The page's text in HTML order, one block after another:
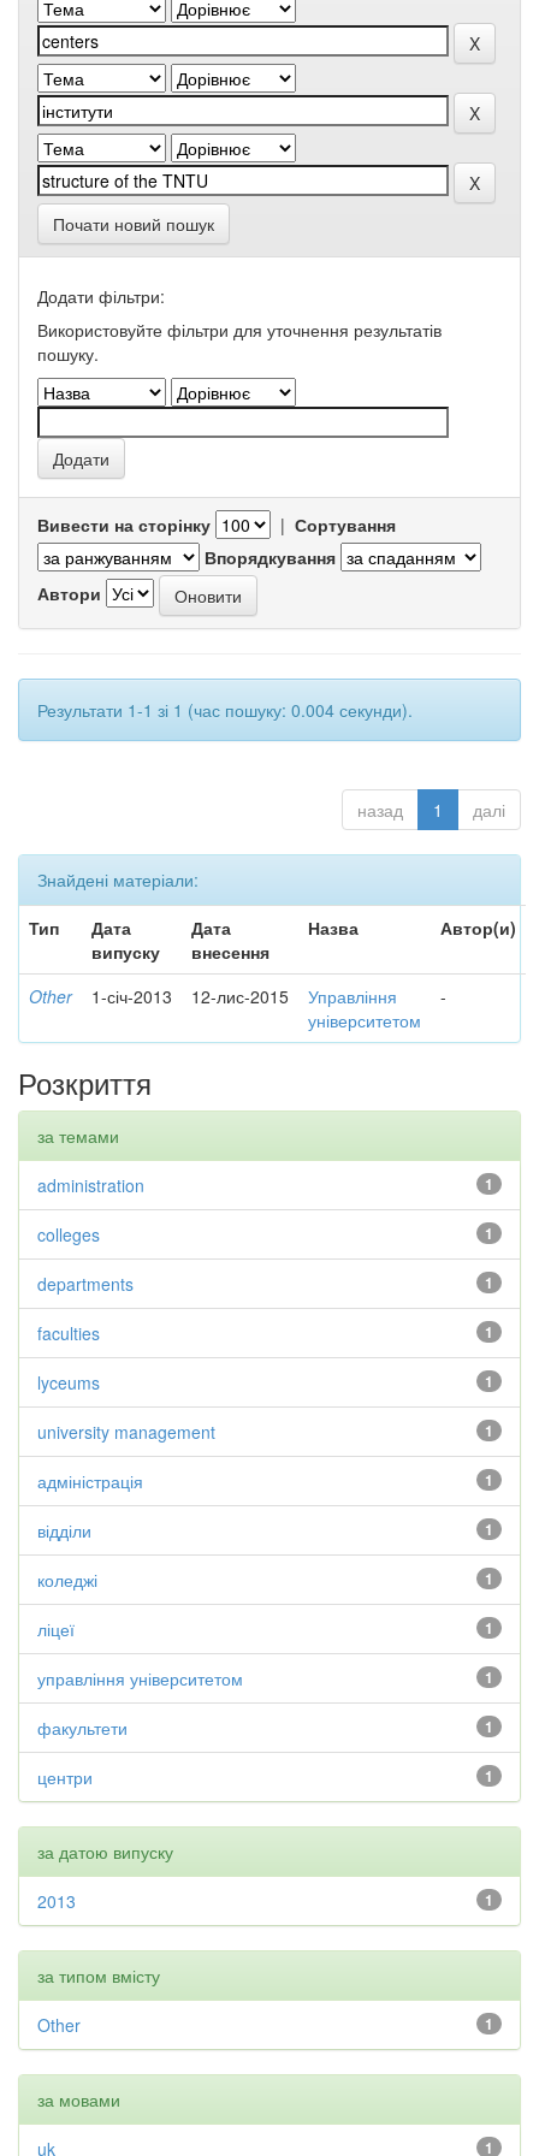
Почати новий пошук
Додати фільтри:
Використовуйте фільтри для уточнення результатів
пошуку.
Вивести на сторінку | Сортування
Впорядкування
Автори
Результати 1-1 зі 1 (час пошуку: 0.004 секунди).
назад 1 далі
Знайдені матеріали:
Тип
Дата
випуску
Дата
внесення
Назва Автор(и)
Other 1-січ-2013 12-лис-2015
Управління
університетом
-
Розкриття
за темами
1
administration
1
colleges
1
departments
1
faculties
1
lyceums
1
university management
1
адміністрація
1
відділи
1
коледжі
1
ліцеї
1
управління університетом
1
факультети
1
центри
за датою випуску
1
2013
за типом вмісту
1
Other
за мовами
1
uk